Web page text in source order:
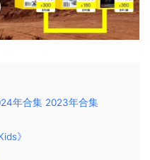
年合集 2023年合集
》